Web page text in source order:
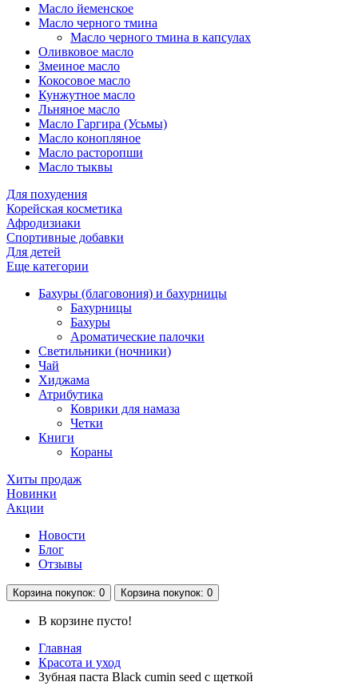
Масло йеменское
Масло черного тмина
Масло черного тмина в капсулах
Оливковое масло
Змеиное масло
Кокосовое масло
Кунжутное масло
Льняное масло
Масло Гаргира (Усьмы)
Масло конопляное
Масло расторопши
Масло тыквы
Для похудения
Корейская косметика
Афродизиаки
Спортивные добавки
Для детей
Еще категории
Бахуры (благовония) и бахурницы
Бахурницы
Бахуры
Ароматические палочки
Светильники (ночники)
Чай
Хиджама
Атрибутика
Коврики для намаза
Четки
Книги
Кораны
Хиты продаж
Новинки
Акции
Новости
Блог
Отзывы
Корзина покупок: 0 Корзина покупок: 0
В корзине пусто!
Главная
Красота и уход
Зубная паста Black cumin seed с щеткой